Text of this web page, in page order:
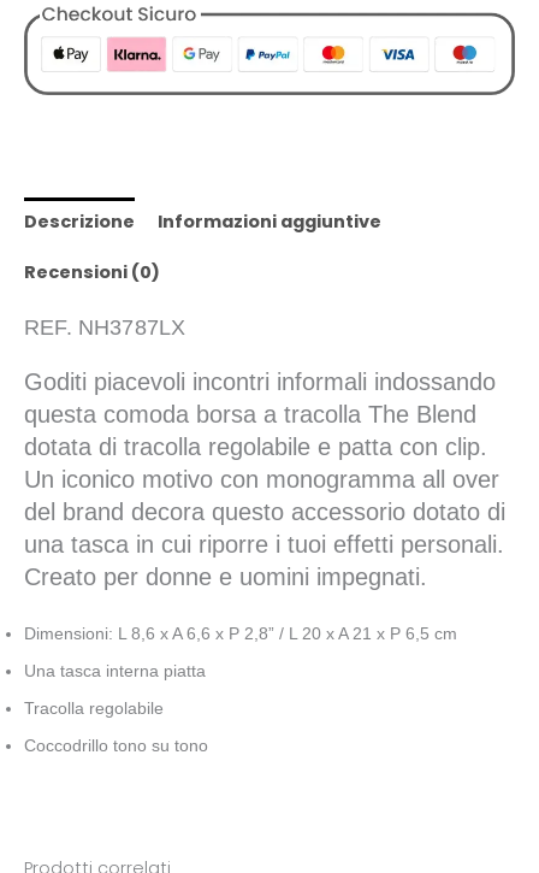
Descrizione Informazioni aggiuntive
Recensioni (0)
REF. NH3787LX
Goditi piacevoli incontri informali indossando
questa comoda borsa a tracolla The Blend
dotata di tracolla regolabile e patta con clip.
Un iconico motivo con monogramma all over
del brand decora questo accessorio dotato di
una tasca in cui riporre i tuoi effetti personali.
Creato per donne e uomini impegnati.
Dimensioni: L 8,6 x A 6,6 x P 2,8” / L 20 x A 21 x P 6,5 cm
Una tasca interna piatta
Tracolla regolabile
Coccodrillo tono su tono
Prodotti correlati